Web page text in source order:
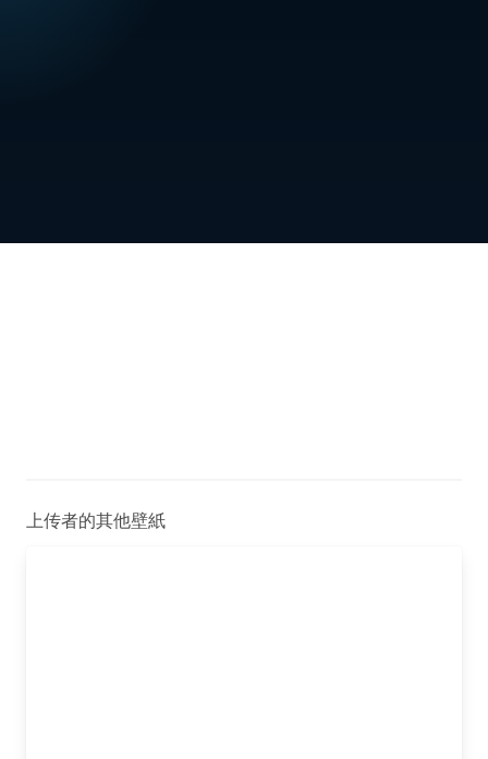
上传者的其他壁紙